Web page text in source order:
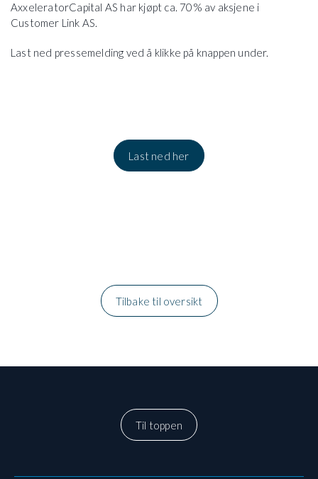
AxxeleratorCapital AS har kjøpt ca. 70% av aksjene i
Customer Link AS.
Last ned pressemelding ved å klikke på knappen under.
Last ned her
Tilbake til oversikt
Til toppen